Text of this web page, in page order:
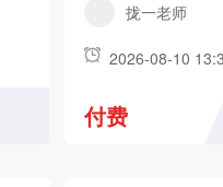
拢一老师
2026-08-10
付费